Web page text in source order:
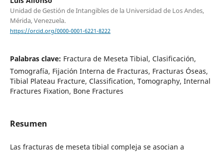
Unidad de Gestión de Intangibles de la Universidad de Los Andes,
Mérida, Venezuela.
https://orcid.org/0000-0001-6221-8222
Palabras clave: Fractura de Meseta Tibial, Clasificación,
Tomografía, Fijación Interna de Fracturas, Fracturas Óseas,
Tibial Plateau Fracture, Classification, Tomography, Internal
Fractures Fixation, Bone Fractures
Resumen
Las fracturas de meseta tibial compleja se asocian a